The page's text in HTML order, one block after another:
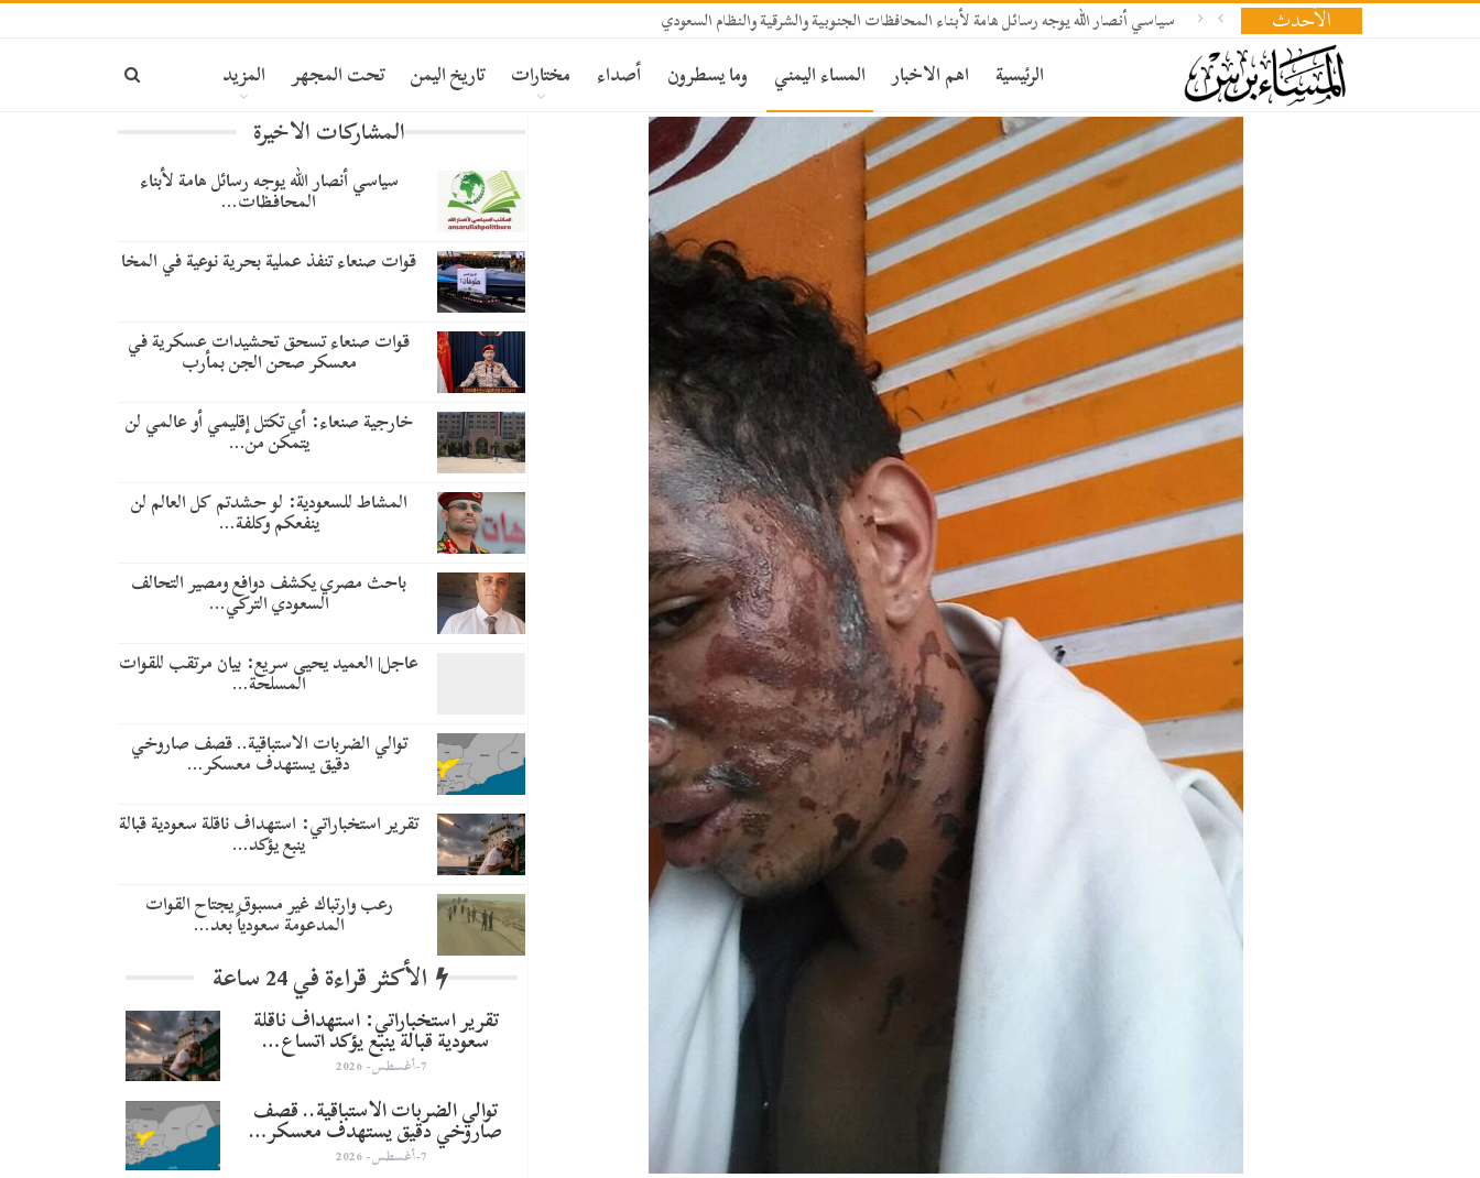
الأحدث سياسي أنصار الله يوجه رسائل هامة لأبناء المحافظات الجنوبية والشرقية والنظام السعودي
الرئيسية اهم الاخبار المساء اليمني وما يسطرون أصداء مختارات تاريخ اليمن تحت المجهر المزيد
المشاركات الاخيرة
سياسي أنصار الله يوجه رسائل هامة لأبناء
المحافظات…
قوات صنعاء تنفذ عملية بحرية نوعية في المخا
قوات صنعاء تسحق تحشيدات عسكرية في
معسكر صحن الجن بمأرب
خارجية صنعاء: أي تكتل إقليمي أو عالمي لن
يتمكن من…
المشاط للسعودية: لو حشدتم كل العالم لن
ينفعكم وكلفة…
باحث مصري يكشف دوافع ومصير التحالف
السعودي التركي…
عاجل| العميد يحيى سريع: بيان مرتقب للقوات
المسلحة…
توالي الضربات الاستباقية.. قصف صاروخي
دقيق يستهدف معسكر…
تقرير استخباراتي: استهداف ناقلة سعودية قبالة
ينبع يؤكد…
رعب وارتباك غير مسبوق يجتاح القوات
المدعومة سعودياً بعد…
الأكثر قراءة في 24 ساعة
تقرير استخباراتي: استهداف ناقلة
سعودية قبالة ينبع يؤكد اتساع…
7-أغسطس- 2026
توالي الضربات الاستباقية.. قصف
صاروخي دقيق يستهدف معسكر…
7-أغسطس- 2026